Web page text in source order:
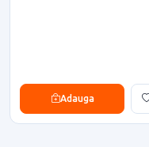
Adauga